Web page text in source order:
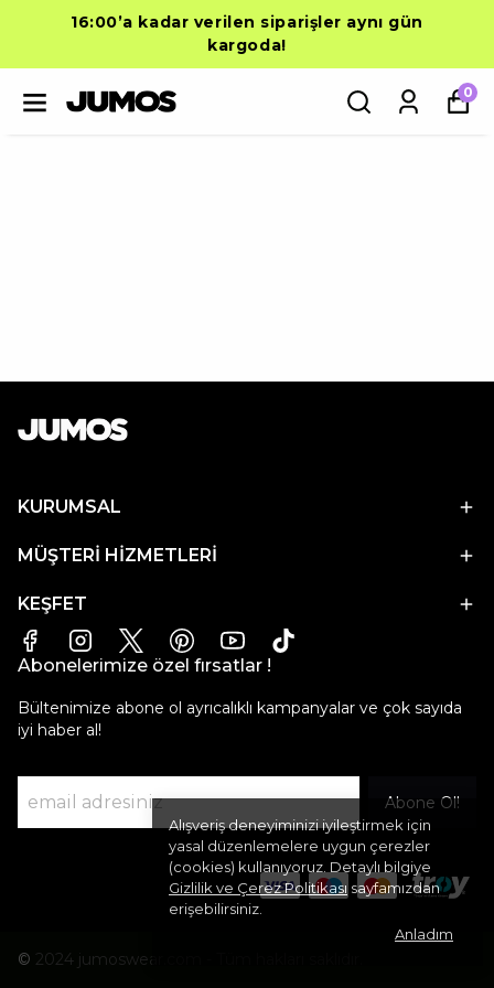
16:00’a kadar verilen siparişler aynı gün
kargoda!
0
Alışveriş deneyiminizi iyileştirmek için
yasal düzenlemelere uygun çerezler
(cookies) kullanıyoruz. Detaylı bilgiye
Gizlilik ve Çerez Politikası sayfamızdan
erişebilirsiniz.
Anladım
KURUMSAL
MÜŞTERİ HİZMETLERİ
KEŞFET
Abonelerimize özel fırsatlar !
Bültenimize abone ol ayrıcalıklı kampanyalar ve çok sayıda
iyi haber al!
Abone Ol!
© 2024 jumoswear.com - Tüm hakları saklıdır.